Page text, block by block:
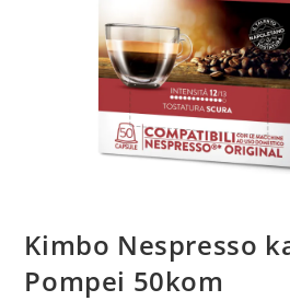
Kimbo Nespresso
Pompei 50kom